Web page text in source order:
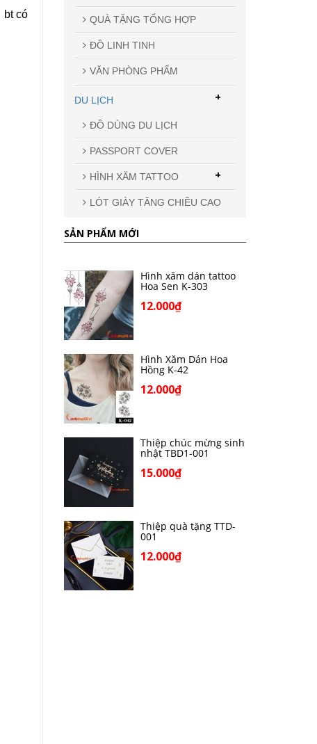
bt có
QUÀ TẶNG TỔNG HỢP
ĐỒ LINH TINH
VĂN PHÒNG PHẨM
DU LỊCH
ĐỒ DÙNG DU LỊCH
PASSPORT COVER
HÌNH XĂM TATTOO +
LÓT GIÀY TĂNG CHIỀU CAO
+
SẢN PHẨM MỚI
Hình xăm dán tattoo
Hoa Sen K-303
12.000₫
Hình Xăm Dán Hoa
Hồng K-42
12.000₫
Thiệp chúc mừng sinh
nhật TBD1-001
15.000₫
Thiệp quà tặng TTD-
001
12.000₫